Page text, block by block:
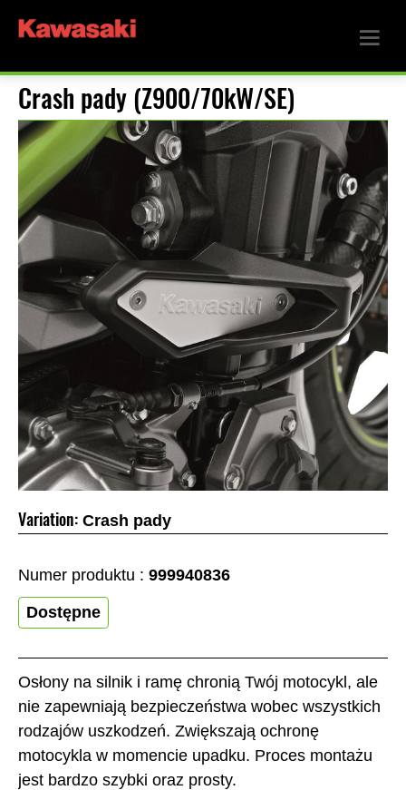
Crash pady (Z900/70kW/SE)
Osłony na silnik i ramę chronią Twój motocykl, ale
nie zapewniają bezpieczeństwa wobec wszystkich
rodzajów uszkodzeń. Zwiększają ochronę
motocykla w momencie upadku. Proces montażu
jest bardzo szybki oraz prosty.
Variation: Crash pady
Numer produktu : 999940836
Dostępne